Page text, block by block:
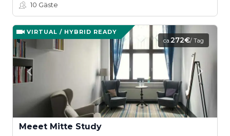
10 Gäste
VIRTUAL / HYBRID READY
ca.272€/ Tag
Meeet Mitte Study